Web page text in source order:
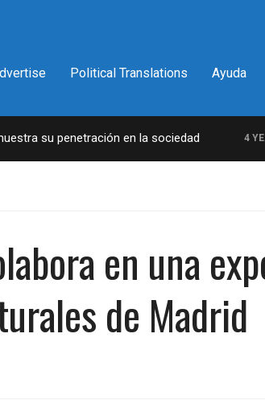
Political Translations Ayuda
su penetración en la sociedad 4 YEARS
en una
de Madrid